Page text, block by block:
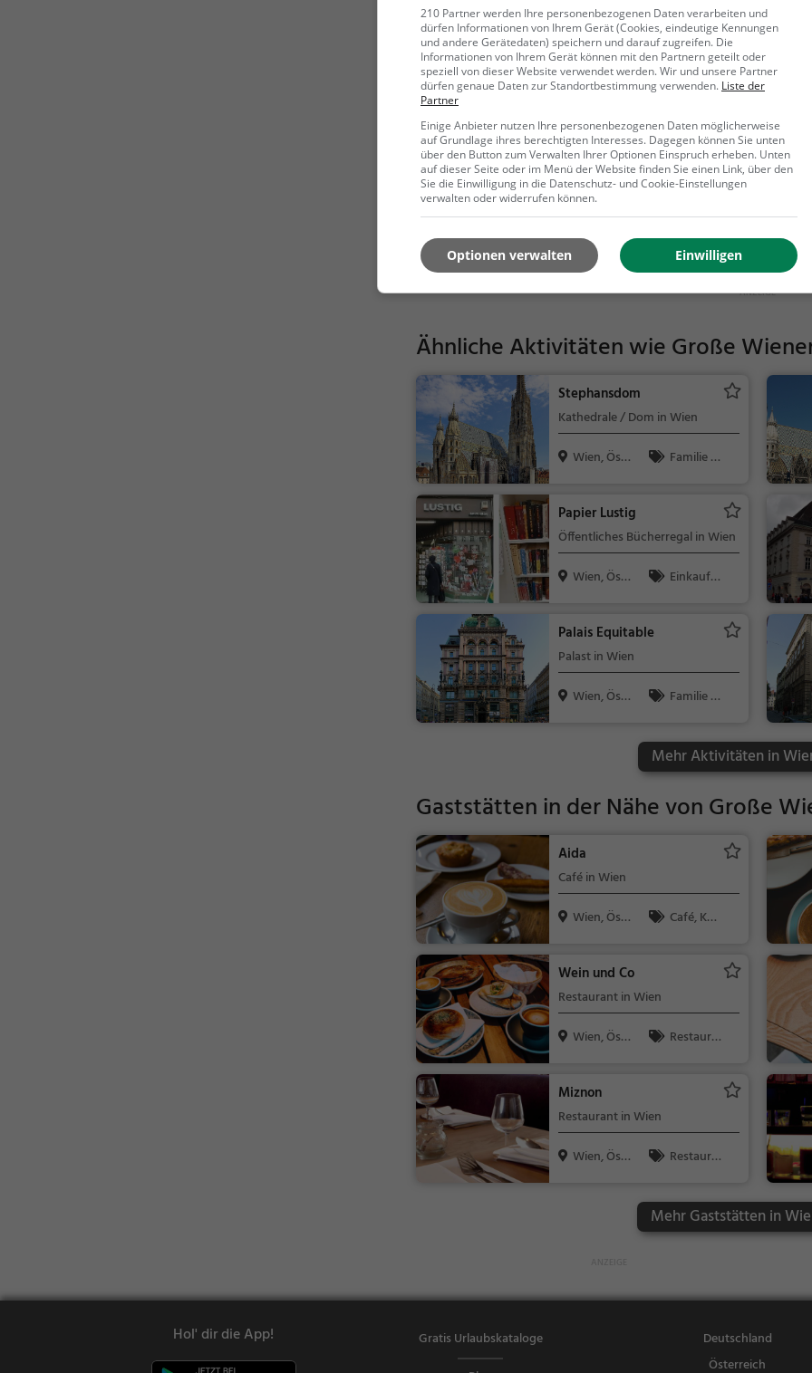
+
−
1000 ft
Ähnliche Aktivitäten wieGroße
Stephansdom
Kathedrale / Dom in Wien
Wien, Öst
Familie &
Papier Lustig
Öffentliches Bücherregal in Wien
Wien, Öst
Einkaufe
Palais Equitable
Palast in Wien
Wien, Öst
Familie &
nswürdigkeit
Mehr Aktivitäten in
Gaststätten in der Nähe vonGroße
Aida
Café in Wien
Wien, Öst
Café, Kaff
waren
Wein und Co
Restaurant in Wien
Wien, Öst
Restaura
Wein, Snacks
istro
Miznon
Restaurant in Wien
Wien, Öst
Restaura
en, Mittagess
en
Mehr Gaststätten in
Hol' dir die App!
Gratis Urlaubskataloge
Deutschland
Österreich
210 Partner werden Ihre personenbezogenen Daten verarbeiten und
dürfen Informationen von Ihrem Gerät (Cookies, eindeutige Kennungen
und andere Gerätedaten) speichern und darauf zugreifen. Die
Informationen von Ihrem Gerät können mit den Partnern geteilt oder
speziell von dieser Website verwendet werden. Wir und unsere Partner
dürfen genaue Daten zur Standortbestimmung verwenden. Liste der
Partner
Einige Anbieter nutzen Ihre personenbezogenen Daten möglicherweise
auf Grundlage ihres berechtigten Interesses. Dagegen können Sie unten
über den Button zum Verwalten Ihrer Optionen Einspruch erheben. Unten
auf dieser Seite oder im Menü der Website finden Sie einen Link, über den
Sie die Einwilligung in die Datenschutz- und Cookie-Einstellungen
verwalten oder widerrufen können.
Einwilligen
Optionen verwalten